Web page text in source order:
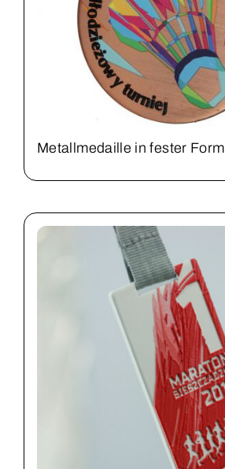
Metallmedaille in fester Form